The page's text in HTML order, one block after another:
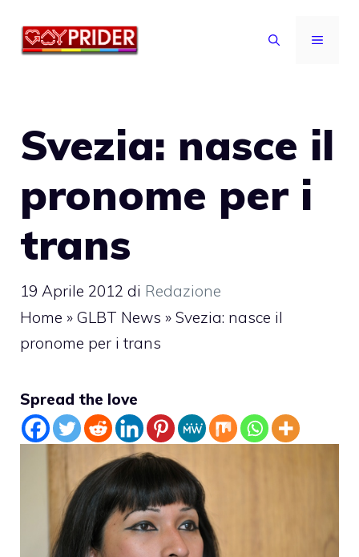
MENU
Svezia: nasce il
pronome per i
trans
19 Aprile 2012 di Redazione
Home » GLBT News » Svezia: nasce il
pronome per i trans
Spread the love